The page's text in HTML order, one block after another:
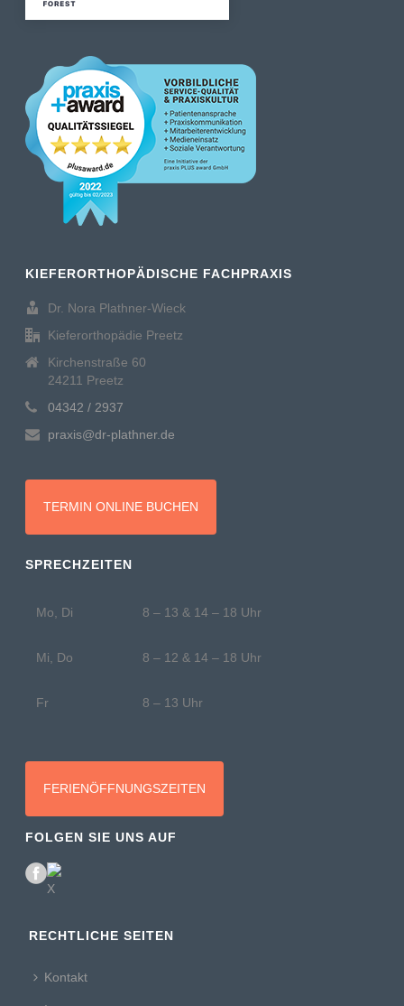
KIEFERORTHOPÄDISCHE FACHPRAXIS
Dr. Nora Plathner-Wieck
Kieferorthopädie Preetz
Kirchenstraße 60
24211 Preetz
04342 / 2937
praxis@dr-plathner.de
TERMIN ONLINE BUCHEN
SPRECHZEITEN
Mo, Di 8 – 13 & 14 – 18 Uhr
Mi, Do 8 – 12 & 14 – 18 Uhr
Fr 8 – 13 Uhr
FERIENÖFFNUNGSZEITEN
FOLGEN SIE UNS AUF
RECHTLICHE SEITEN
Kontakt